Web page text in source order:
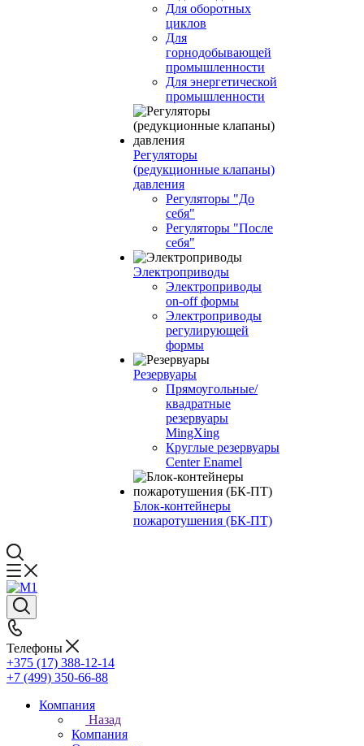
Для оборотных
циклов
Для
горнодобывающей
промышленности
Для энергетической
промышленности
Регуляторы
(редукционные клапаны)
давления
Регуляторы "До
себя"
Регуляторы "После
себя"
Электроприводы
Электроприводы
on-off формы
Электроприводы
регулирующей
формы
Резервуары
Прямоугольные/
квадратные
резервуары
MingXing
Круглые резервуары
Center Enamel
Блок-контейнеры
пожаротушения (БК-ПТ)
Телефоны
+375 (17) 388-12-14
+7 (499) 350-66-88
Компания
Назад
Компания